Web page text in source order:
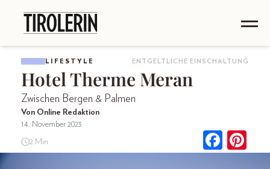
LIFESTYLE ENTGELTLICHE EINSCHALTUNG
Hotel Therme Meran
Zwischen Bergen & Palmen
Von Online Redaktion
14. November 2023
2 Min.